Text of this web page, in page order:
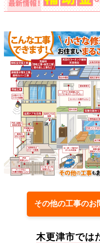
その他の工事の
木更津市では